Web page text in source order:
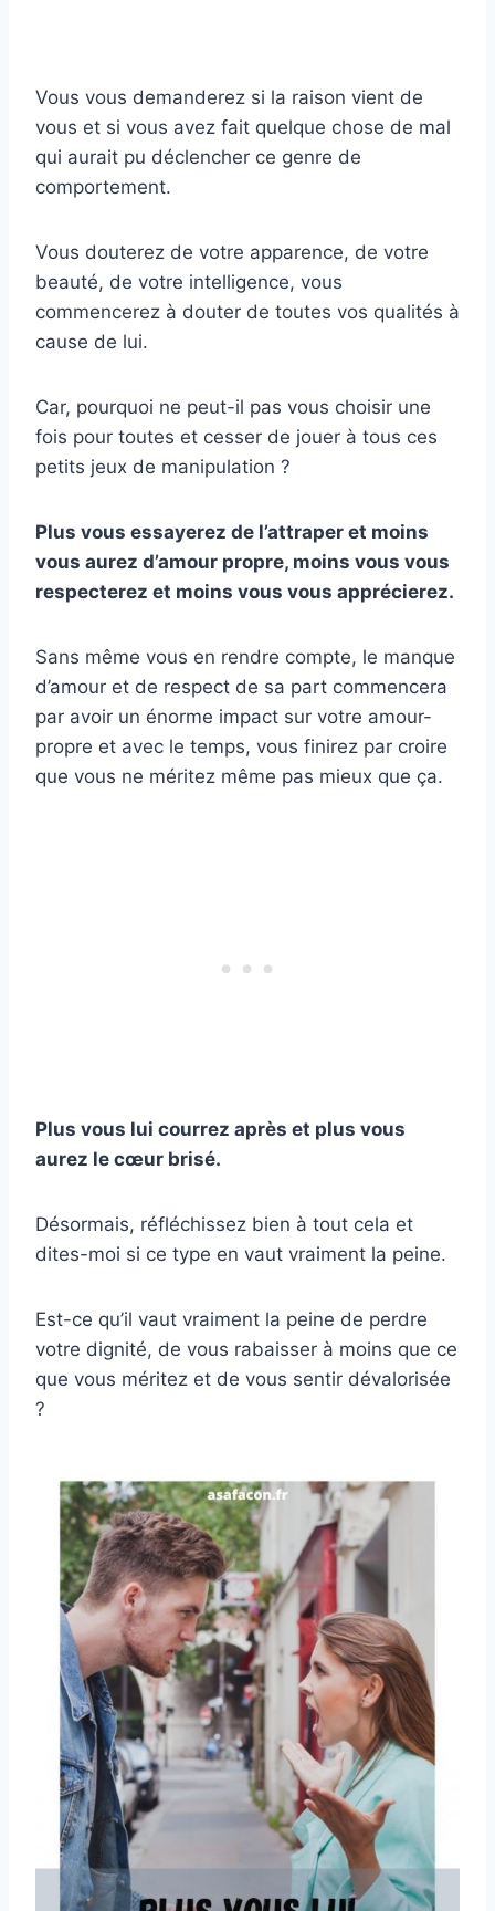
Vous vous demanderez si la raison vient de
vous et si vous avez fait quelque chose de mal
qui aurait pu déclencher ce genre de
comportement.
Vous douterez de votre apparence, de votre
beauté, de votre intelligence, vous
commencerez à douter de toutes vos qualités à
cause de lui.
Car, pourquoi ne peut-il pas vous choisir une
fois pour toutes et cesser de jouer à tous ces
petits jeux de manipulation ?
Plus vous essayerez de l’attraper et moins
vous aurez d’amour propre, moins vous vous
respecterez et moins vous vous apprécierez.
Sans même vous en rendre compte, le manque
d’amour et de respect de sa part commencera
par avoir un énorme impact sur votre amour-
propre et avec le temps, vous finirez par croire
que vous ne méritez même pas mieux que ça.
Plus vous lui courrez après et plus vous
aurez le cœur brisé.
Désormais, réfléchissez bien à tout cela et
dites-moi si ce type en vaut vraiment la peine.
Est-ce qu’il vaut vraiment la peine de perdre
votre dignité, de vous rabaisser à moins que ce
que vous méritez et de vous sentir dévalorisée
?